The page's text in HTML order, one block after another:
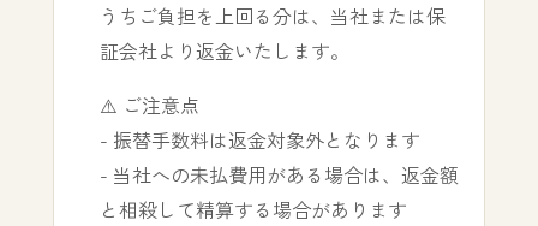
うちご負担を上回る分は、当社または保
証会社より返金いたします。
⚠️ ご注意点
- 振替手数料は返金対象外となります
- 当社への未払費用がある場合は、返金額
と相殺して精算する場合があります